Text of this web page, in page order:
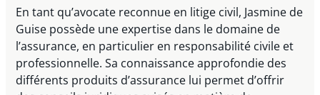
En tant qu’avocate reconnue en litige civil, Jasmine de
Guise possède une expertise dans le domaine de
l’assurance, en particulier en responsabilité civile et
professionnelle. Sa connaissance approfondie des
différents produits d’assurance lui permet d’offrir